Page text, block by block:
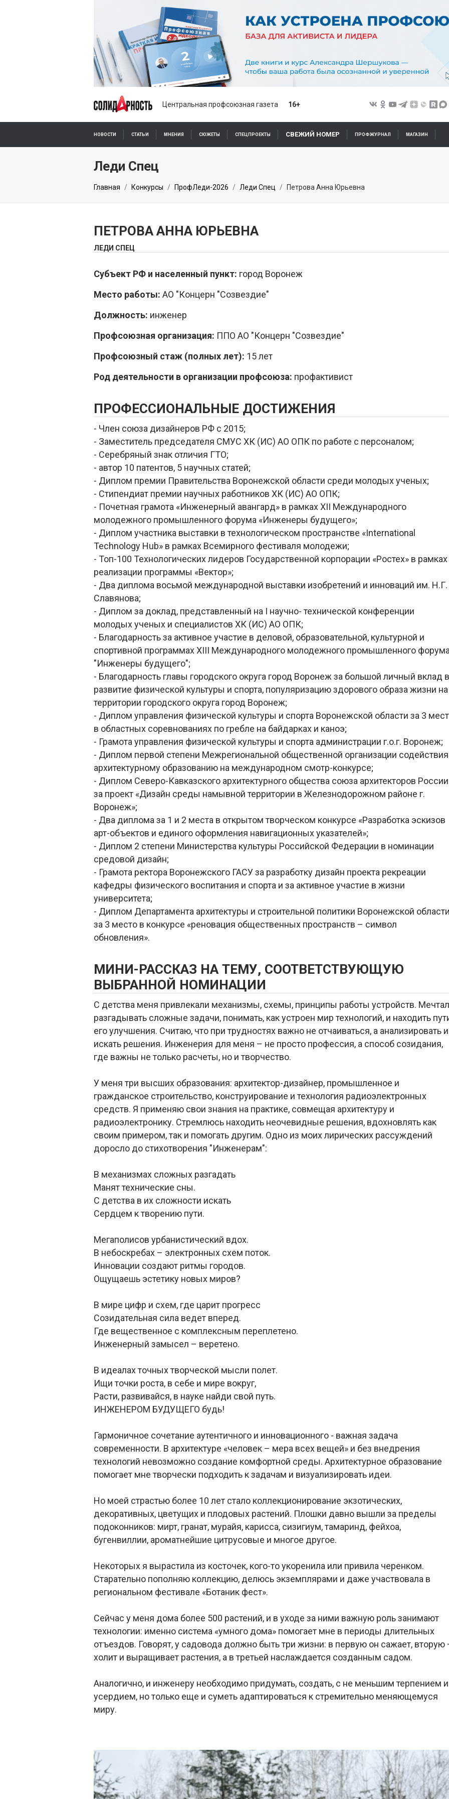
Центральная профсоюзная газета 16+
НОВОСТИ СТАТЬИ МНЕНИЯ СЮЖЕТЫ СПЕЦПРОЕКТЫ СВЕЖИЙ НОМЕР ПРОФЖУРНАЛ МАГАЗИН
ПОДПИСКА ОНЛАЙН
Леди Спец
Главная Конкурсы ПрофЛеди-2026 Леди Спец Петрова Анна Юрьевна
ПЕТРОВА АННА ЮРЬЕВНА
ЛЕДИ СПЕЦ
Субъект РФ и населенный пункт: город Воронеж
Место работы: АО "Концерн "Созвездие"
Должность: инженер
Профсоюзная организация: ППО АО "Концерн "Созвездие"
Профсоюзный стаж (полных лет): 15 лет
Род деятельности в организации профсоюза: профактивист
ПРОФЕССИОНАЛЬНЫЕ ДОСТИЖЕНИЯ
- Член союза дизайнеров РФ с 2015;
- Заместитель председателя СМУС ХК (ИС) АО ОПК по работе с персоналом;
- Серебряный знак отличия ГТО;
- автор 10 патентов, 5 научных статей;
- Диплом премии Правительства Воронежской области среди молодых ученых;
- Стипендиат премии научных работников ХК (ИС) АО ОПК;
- Почетная грамота «Инженерный авангард» в рамках XII Международного
молодежного промышленного форума «Инженеры будущего»;
- Диплом участника выставки в технологическом пространстве «International
Technology Hub» в рамках Всемирного фестиваля молодежи;
- Топ-100 Технологических лидеров Государственной корпорации «Ростех» в рамках
реализации программы «Вектор»;
- Два диплома восьмой международной выставки изобретений и инноваций им. Н.Г.
Славянова;
- Диплом за доклад, представленный на I научно- технической конференции
молодых ученых и специалистов ХК (ИС) АО ОПК;
- Благодарность за активное участие в деловой, образовательной, культурной и
спортивной программах XIII Международного молодежного промышленного
"Инженеры будущего";
- Благодарность главы городского округа город Воронеж за большой личный вклад в
развитие физической культуры и спорта, популяризацию здорового образа жизни на
территории городского округа город Воронеж;
- Диплом управления физической культуры и спорта Воронежской области за 3
в областных соревнованиях по гребле на байдарках и каноэ;
- Грамота управления физической культуры и спорта администрации г.о.г. Воронеж;
- Диплом первой степени Межрегиональной общественной организации содействия
архитектурному образованию на международном смотр-конкурсе;
- Диплом Северо-Кавказского архитектурного общества союза архитекторов России
за проект «Дизайн среды намывной территории в Железнодорожном районе г.
Воронеж»;
- Два диплома за 1 и 2 места в открытом творческом конкурсе «Разработка эскизов
арт-объектов и единого оформления навигационных указателей»;
- Диплом 2 степени Министерства культуры Российской Федерации в номинации
средовой дизайн;
- Грамота ректора Воронежского ГАСУ за разработку дизайн проекта рекреации
кафедры физического воспитания и спорта и за активное участие в жизни
университета;
- Диплом Департамента архитектуры и строительной политики Воронежской
за 3 место в конкурсе «реновация общественных пространств – символ
обновления».
МИНИ-РАССКАЗ НА ТЕМУ, СООТВЕТСТВУЮЩУЮ
ВЫБРАННОЙ НОМИНАЦИИ
С детства меня привлекали механизмы, схемы, принципы работы устройств.
разгадывать сложные задачи, понимать, как устроен мир технологий, и находить
его улучшения. Считаю, что при трудностях важно не отчаиваться, а анализировать и
искать решения. Инженерия для меня – не просто профессия, а способ созидания,
где важны не только расчеты, но и творчество.
У меня три высших образования: архитектор-дизайнер, промышленное и
гражданское строительство, конструирование и технология радиоэлектронных
средств. Я применяю свои знания на практике, совмещая архитектуру и
радиоэлектронику. Стремлюсь находить неочевидные решения, вдохновлять как
своим примером, так и помогать другим. Одно из моих лирических рассуждений
доросло до стихотворения "Инженерам":
В механизмах сложных разгадать
Манят технические сны.
С детства в их сложности искать
Сердцем к творению пути.
Мегаполисов урбанистический вдох.
В небоскребах – электронных схем поток.
Инновации создают ритмы городов.
Ощущаешь эстетику новых миров?
В мире цифр и схем, где царит прогресс
Созидательная сила ведет вперед.
Где вещественное с комплексным переплетено.
Инженерный замысел – веретено.
В идеалах точных творческой мысли полет.
Ищи точки роста, в себе и мире вокруг,
Расти, развивайся, в науке найди свой путь.
ИНЖЕНЕРОМ БУДУЩЕГО будь!
Гармоничное сочетание аутентичного и инновационного - важная задача
современности. В архитектуре «человек – мера всех вещей» и без внедрения
технологий невозможно создание комфортной среды. Архитектурное образование
помогает мне творчески подходить к задачам и визуализировать идеи.
Но моей страстью более 10 лет стало коллекционирование экзотических,
декоративных, цветущих и плодовых растений. Плошки давно вышли за пределы
подоконников: мирт, гранат, мурайя, карисса, сизигиум, тамаринд, фейхоа,
бугенвиллии, ароматнейшие цитрусовые и многое другое.
Некоторых я вырастила из косточек, кого-то укоренила или привила черенком.
Старательно пополняю коллекцию, делюсь экземплярами и даже участвовала в
региональном фестивале «Ботаник фест».
Сейчас у меня дома более 500 растений, и в уходе за ними важную роль занимают
технологии: именно система «умного дома» помогает мне в периоды длительных
отъездов. Говорят, у садовода должно быть три жизни: в первую он сажает, вторую
холит и выращивает растения, а в третьей наслаждается созданным садом.
Аналогично, и инженеру необходимо придумать, создать, с не меньшим терпением и
усердием, но только еще и суметь адаптироваться к стремительно меняющемуся
миру.